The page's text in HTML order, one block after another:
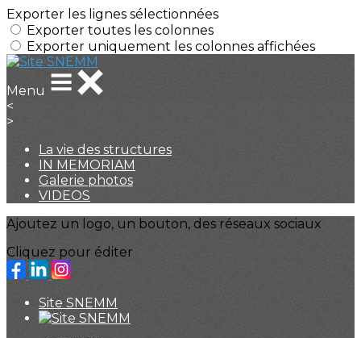
Exporter les lignes sélectionnées
Exporter toutes les colonnes
Exporter uniquement les colonnes affichées
Menu
<
>
La vie des structures
IN MEMORIAM
Galerie photos
VIDEOS
Ajoutez un logo, un bouton, des réseaux sociaux
Cliquez pour éditer
Site SNEMM